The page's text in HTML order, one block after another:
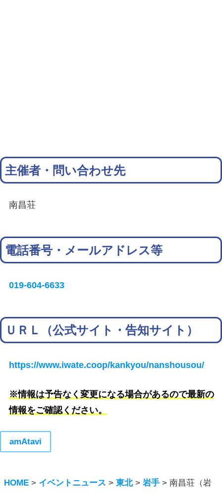
主催者・問い合わせ先
南昌荘
電話番号・メールアドレス等
019-604-6633
ＵＲＬ（公式サイト・告知サイト）
https://www.iwate.coop/kankyou/nanshousou/
※情報は予告なく変更になる場合があるので最新の
情報をご確認ください。
amAtavi
HOME > イベントニュース >東北>岩手 >南昌荘（岩